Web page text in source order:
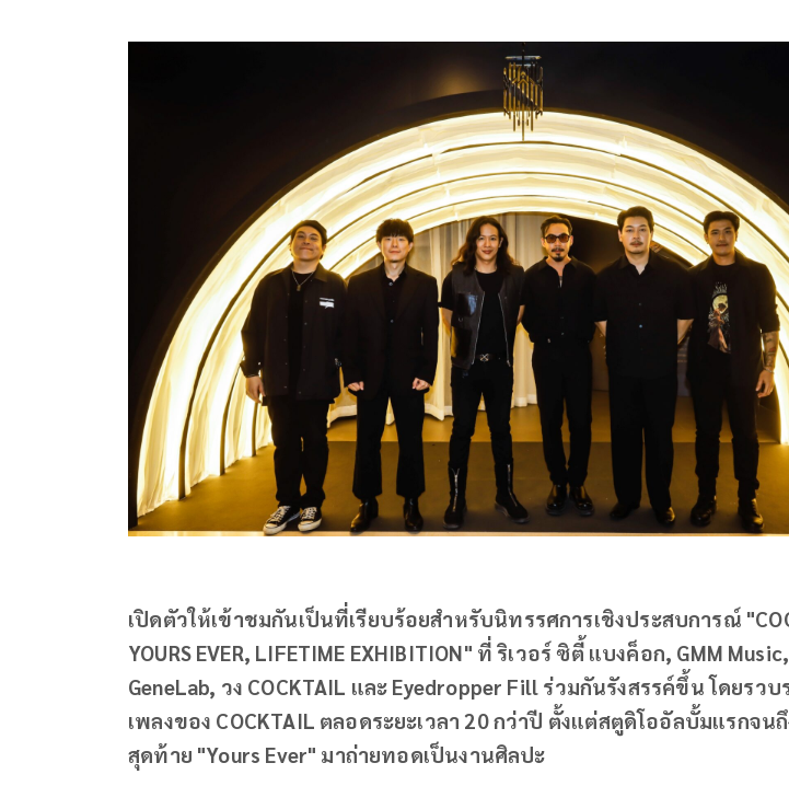
เปิดตัวให้เข้าชมกันเป็นที่เรียบร้อยสำหรับนิทรรศการเชิงประสบการณ์
YOURS EVER, LIFETIME EXHIBITION" ที่ ริเวอร์ ซิตี้ แบงค็อก, GMM
GeneLab, วง COCKTAIL และ Eyedropper Fill ร่วมกันรังสรรค์ขึ้น โดยรว
เพลงของ COCKTAIL ตลอดระยะเวลา 20 กว่าปี ตั้งแต่สตูดิโออัลบั้มแรกจน
สุดท้าย "Yours Ever" มาถ่ายทอดเป็นงานศิลปะ